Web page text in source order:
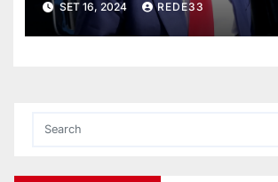
presidente não é
SET 16, 2024 REDE33